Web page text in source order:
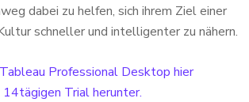
dabei zu helfen, sich ihrem Ziel einer
schneller und intelligenter zu nähern.
Professional Desktop hier
Trial herunter.